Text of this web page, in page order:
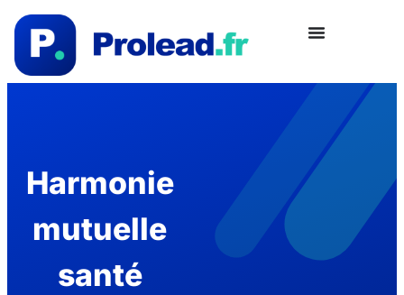
Harmonie
mutuelle
santé